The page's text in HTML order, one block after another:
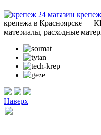
крепежа в Красноярске —
материалы, расходные
Наверх